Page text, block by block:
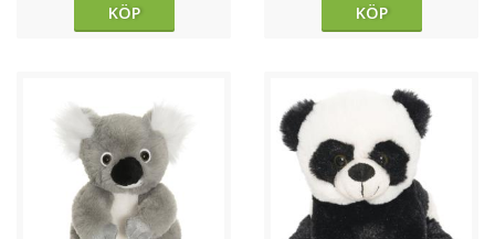
KÖP KÖP